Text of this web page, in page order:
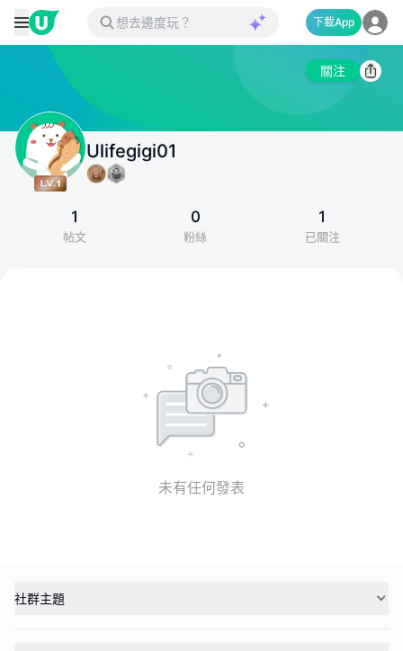
下載App
關注
Ulifegigi01
1
帖文
0
粉絲
1
已關注
未有任何發表
社群主題